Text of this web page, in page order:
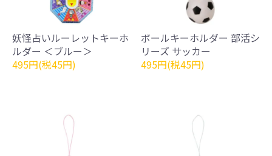
妖怪占いルーレットキーホ
ルダー ＜ブルー＞
495円(税45円)
ボールキーホルダー 部活シ
リーズ サッカー
495円(税45円)